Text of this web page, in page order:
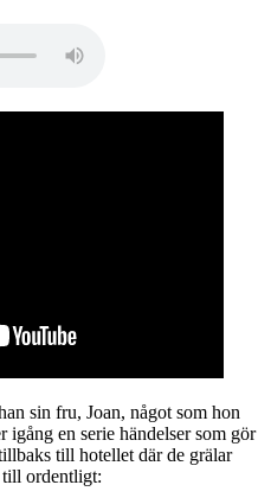
sin fru, Joan, något som hon
igång en serie händelser som gör
till hotellet där de grälar
till ordentligt: